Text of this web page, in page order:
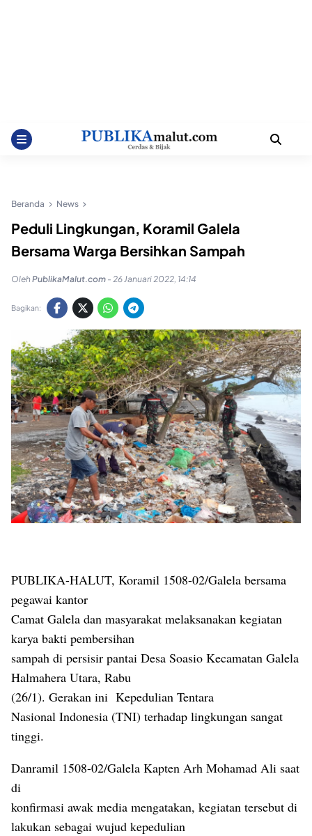
Beranda News
Peduli Lingkungan, Koramil Galela
Bersama Warga Bersihkan Sampah
OlehPublikaMalut.com - 26 Januari 2022, 14:14
Bagikan:
PUBLIKA-HALUT, Koramil 1508-02/Galela bersama
pegawai kantor
Camat Galela dan masyarakat melaksanakan kegiatan
karya bakti pembersihan
sampah di persisir pantai Desa Soasio Kecamatan Galela
Halmahera Utara, Rabu
(26/1). Gerakan ini Kepedulian Tentara
Nasional Indonesia (TNI) terhadap lingkungan sangat
tinggi.
Danramil 1508-02/Galela Kapten Arh Mohamad Ali saat
di
konfirmasi awak media mengatakan, kegiatan tersebut di
lakukan sebagai wujud kepedulian